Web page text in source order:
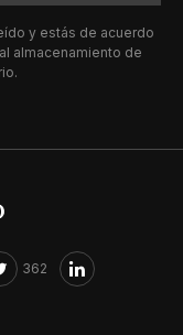
y estás de acuerdo
almacenamiento de
362